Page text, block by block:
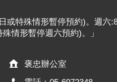
或特殊情形暫停預約)。週六
情形暫停週六預約)。」
褒忠辦公室